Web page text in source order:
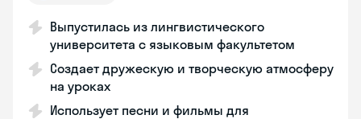
Выпустилась из лингвистического
университета с языковым факультетом
Создает дружескую и творческую атмосферу
на уроках
Использует песни и фильмы для